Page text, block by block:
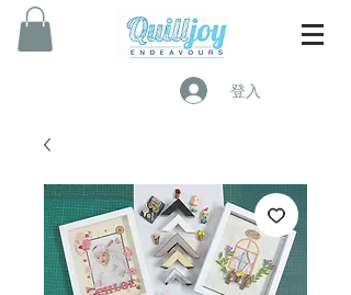
登入